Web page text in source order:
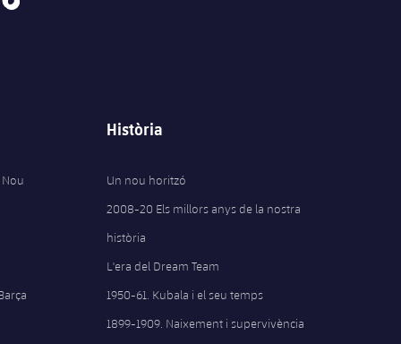
Història
Un nou horitzó
2008-20 Els millors anys de la nostra
història
L'era del Dream Team
1950-61. Kubala i el seu temps
1899-1909. Naixement i supervivència